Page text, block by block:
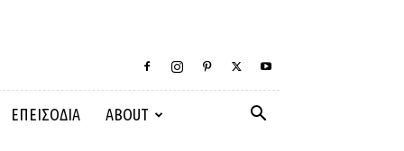
ΕΠΕΙΣΟΔΙΑ ABOUT